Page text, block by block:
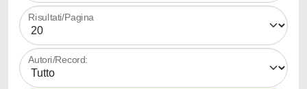
Risultati/Pagina
Autori/Record: